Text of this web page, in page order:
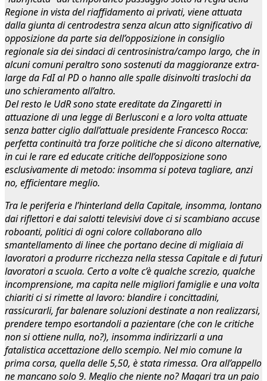
Regione in vista del riaffidamento ai privati, viene attuata
dalla giunta di centrodestra senza alcun atto significativo di
opposizione da parte sia dell’opposizione in consiglio
regionale sia dei sindaci di centrosinistra/campo largo, che in
alcuni comuni peraltro sono sostenuti da maggioranze extra-
large da FdI al PD o hanno alle spalle disinvolti traslochi da
uno schieramento all’altro.
Del resto le UdR sono state ereditate da Zingaretti in
attuazione di una legge di Berlusconi e a loro volta attuate
senza batter ciglio dall’attuale presidente Francesco Rocca:
perfetta continuità tra forze politiche che si dicono alternative,
in cui le rare ed educate critiche dell’opposizione sono
esclusivamente di metodo: insomma si poteva tagliare, anzi
no, efficientare meglio.
Tra le periferia e l’hinterland della Capitale, insomma, lontano
dai riflettori e dai salotti televisivi dove ci si scambiano accuse
roboanti, politici di ogni colore collaborano allo
smantellamento di linee che portano decine di migliaia di
lavoratori a produrre ricchezza nella stessa Capitale e di futuri
lavoratori a scuola. Certo a volte c’è qualche screzio, qualche
incomprensione, ma capita nelle migliori famiglie e una volta
chiariti ci si rimette al lavoro: blandire i concittadini,
rassicurarli, far balenare soluzioni destinate a non realizzarsi,
prendere tempo esortandoli a pazientare (che con le critiche
non si ottiene nulla, no?), insomma indirizzarli a una
fatalistica accettazione dello scempio. Nel mio comune la
prima corsa, quella delle 5,50, è stata rimessa. Ora all’appello
ne mancano solo 9. Meglio che niente no? Magari tra un paio